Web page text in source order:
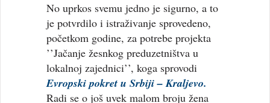
No uprkos svemu jedno je sigurno, a to
je potvrdilo i istraživanje sprovedeno,
početkom godine, za potrebe projekta
’’Jačanje žesnkog preduzetništva u
lokalnoj zajednici’’, koga sprovodi
Evropski pokret u Srbiji – Kraljevo.
Radi se o još uvek malom broju žena